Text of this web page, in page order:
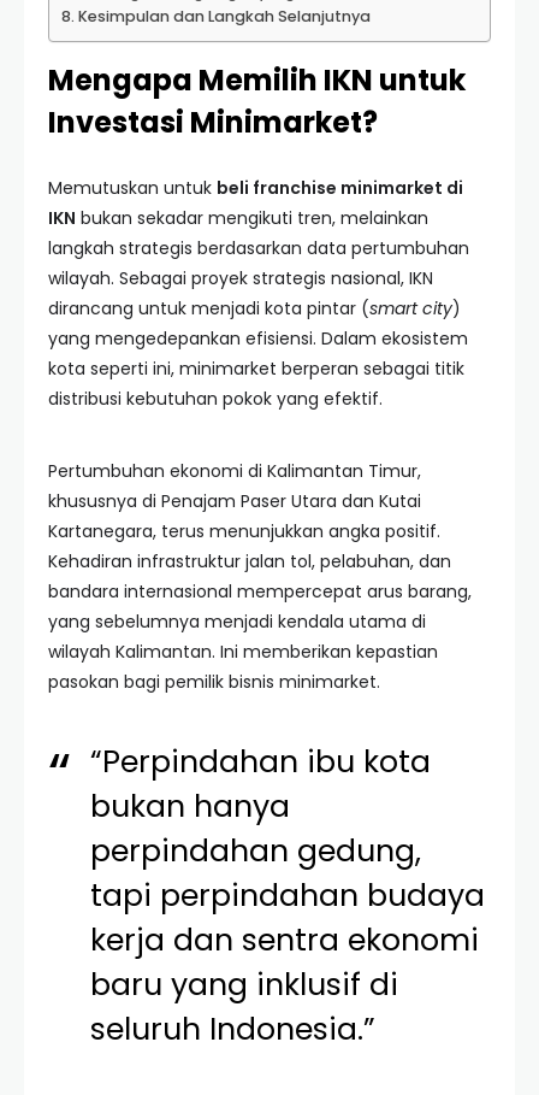
Kesimpulan dan Langkah Selanjutnya
Mengapa Memilih IKN untuk
Investasi Minimarket?
Memutuskan untuk beli franchise minimarket di
IKN bukan sekadar mengikuti tren, melainkan
langkah strategis berdasarkan data pertumbuhan
wilayah. Sebagai proyek strategis nasional, IKN
dirancang untuk menjadi kota pintar (smart city)
yang mengedepankan efisiensi. Dalam ekosistem
kota seperti ini, minimarket berperan sebagai titik
distribusi kebutuhan pokok yang efektif.
Pertumbuhan ekonomi di Kalimantan Timur,
khususnya di Penajam Paser Utara dan Kutai
Kartanegara, terus menunjukkan angka positif.
Kehadiran infrastruktur jalan tol, pelabuhan, dan
bandara internasional mempercepat arus barang,
yang sebelumnya menjadi kendala utama di
wilayah Kalimantan. Ini memberikan kepastian
pasokan bagi pemilik bisnis minimarket.
“Perpindahan ibu kota
bukan hanya
perpindahan gedung,
tapi perpindahan budaya
kerja dan sentra ekonomi
baru yang inklusif di
seluruh Indonesia.”